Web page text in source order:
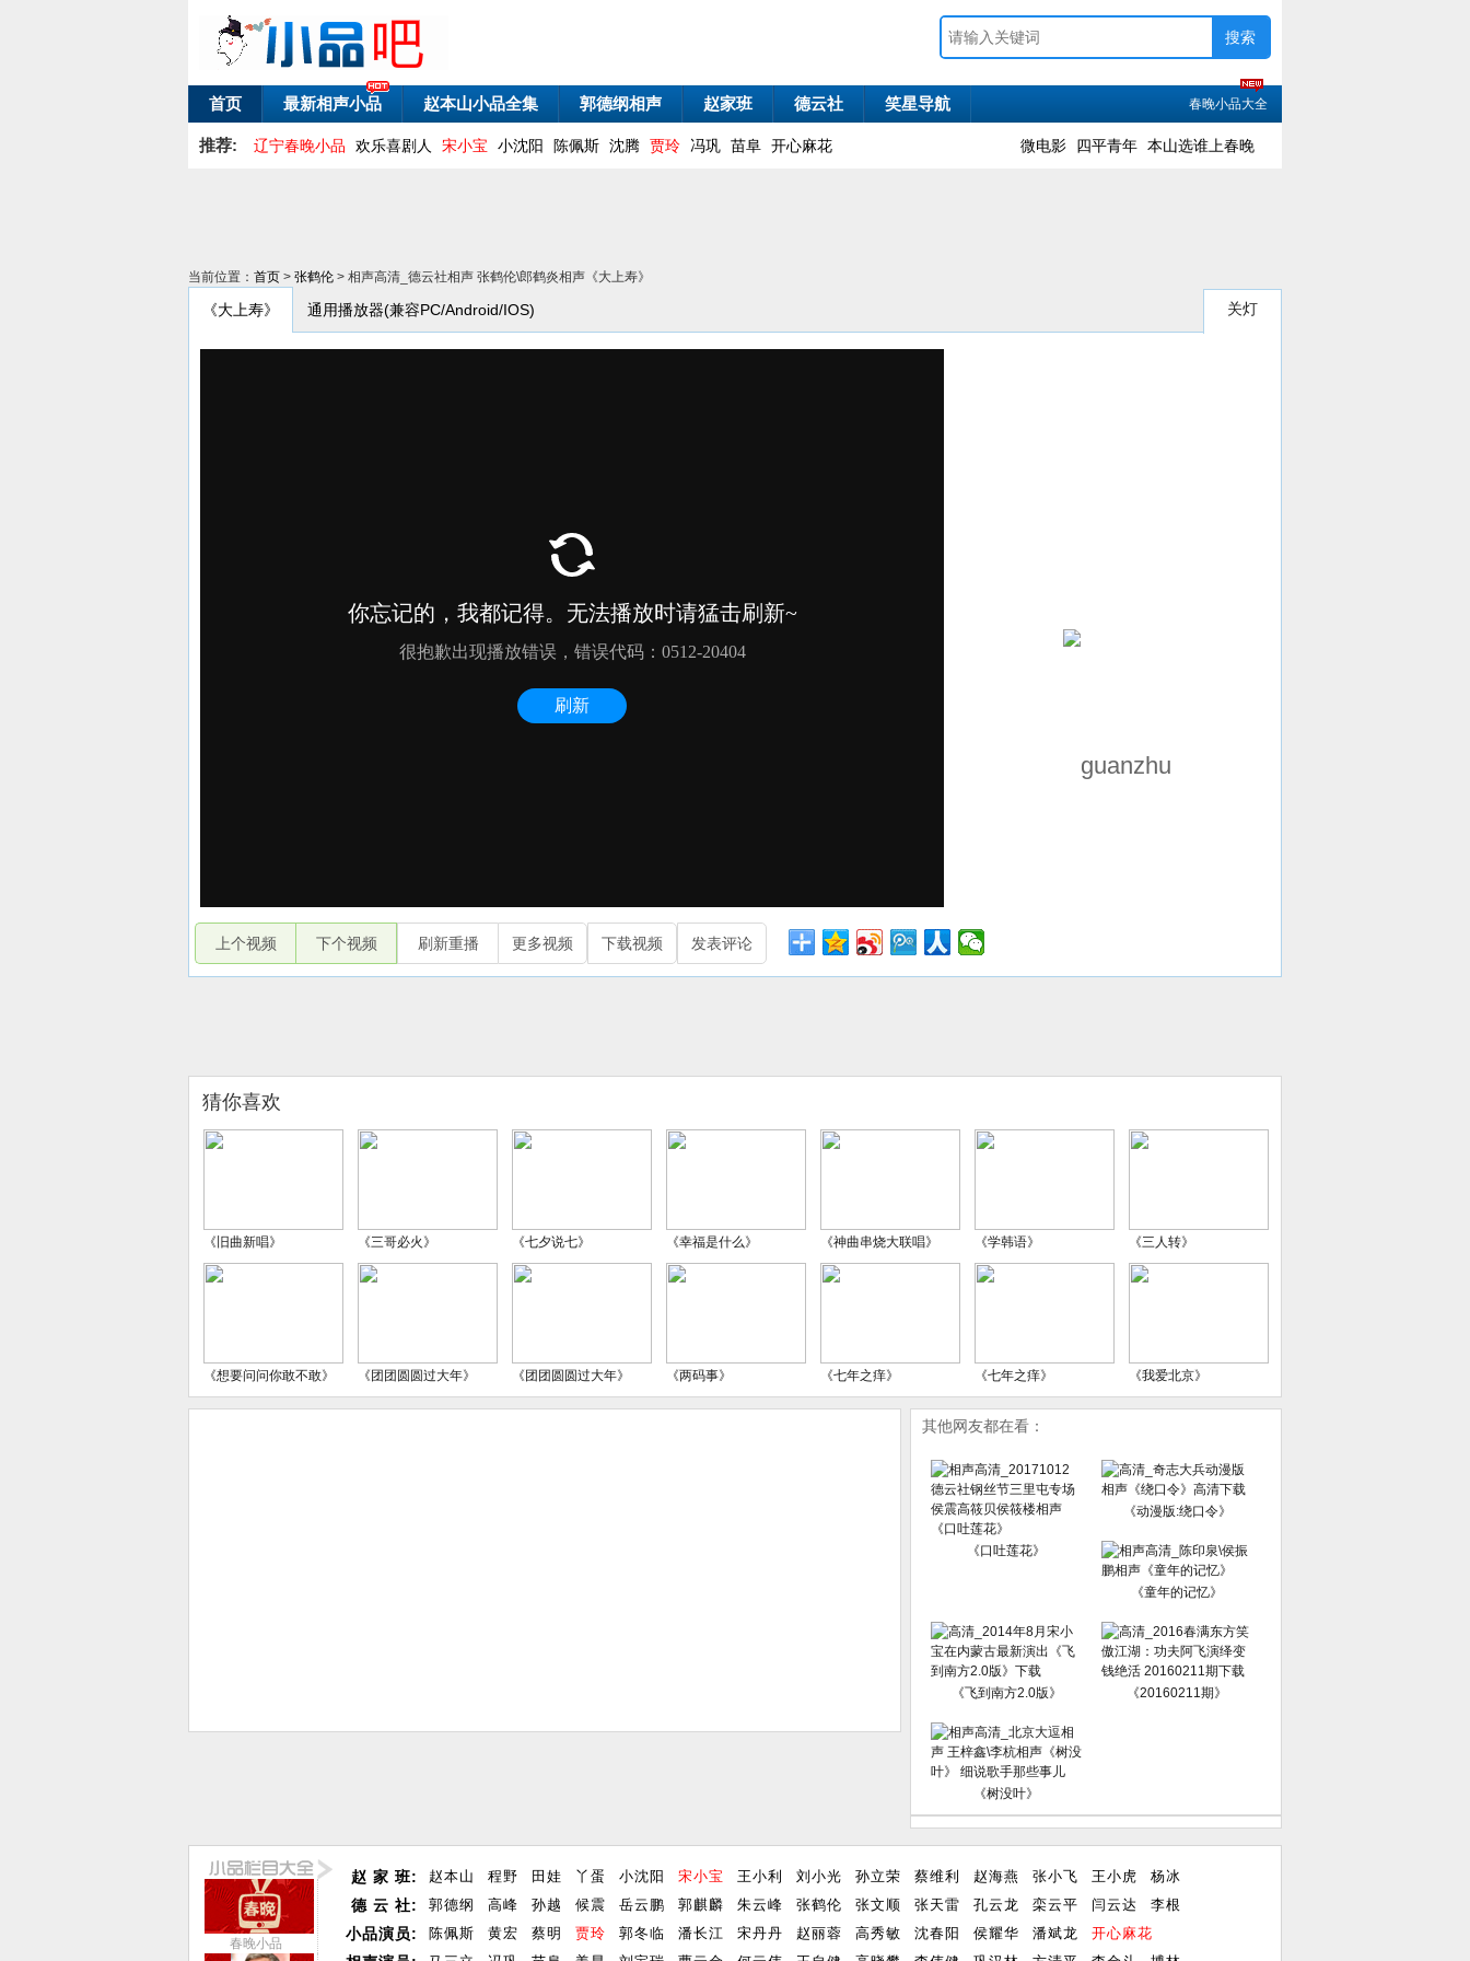
首页 最新相声小品 赵本山小品全集 郭德纲相声 赵家班 德云社 笑星导航 春晚小品大全
推荐: 辽宁春晚小品 欢乐喜剧人 宋小宝 小沈阳 陈佩斯 沈腾 贾玲 冯巩 苗阜 开心麻花 微电影 四平青年 本山选谁上春晚
当前位置： 首页 > 张鹤伦 > 相声高清_德云社相声 张鹤伦\郎鹤炎相声《大上寿》
《大上寿》 通用播放器(兼容PC/Android/IOS) 关灯
上个视频 下个视频 刷新重播 更多视频 下载视频 发表评论
猜你喜欢
《旧曲新唱》 《三哥必火》 《七夕说七》 《幸福是什么》 《神曲串烧大联唱》 《学韩语》 《三人转》
《想要问问你敢不敢》 《团团圆圆过大年》 《团团圆圆过大年》 《两码事》 《七年之痒》 《七年之痒》 《我爱北京》
其他网友都在看：
《口吐莲花》
《动漫版:绕口令》
《童年的记忆》
《飞到南方2.0版》 《20160211期》
《树没叶》
春晚小品
赵 家 班:
德 云 社:
小品演员:
赵本山 程野 田娃 丫蛋 小沈阳 宋小宝 王小利 刘小光 孙立荣 蔡维利 赵海燕 张小飞 王小虎
杨冰
郭德纲
高峰 孙越 候震 岳云鹏 郭麒麟 朱云峰 张鹤伦 张文顺 张天雷 孔云龙 栾云平 闫云达
李根
陈佩斯
黄宏 蔡明 贾玲 郭冬临 潘长江 宋丹丹 赵丽蓉 高秀敏 沈春阳 侯耀华 潘斌龙
开心麻花